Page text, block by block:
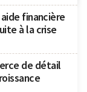
aide financière
à la crise
de détail